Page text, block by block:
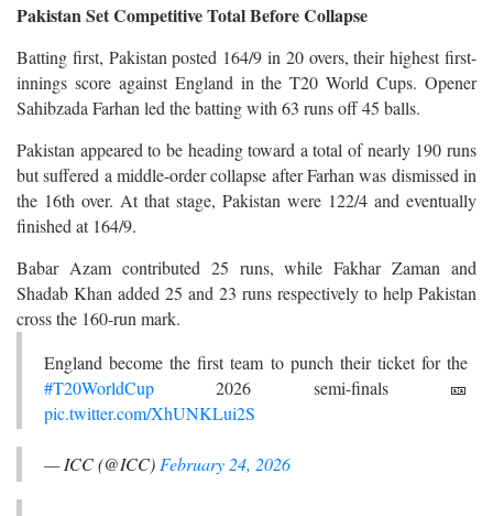
Pakistan Set Competitive Total Before Collapse
Batting first, Pakistan posted 164/9 in 20 overs, their highest first-
innings score against England in the T20 World Cups. Opener
Sahibzada Farhan led the batting with 63 runs off 45 balls.
Pakistan appeared to be heading toward a total of nearly 190 runs
but suffered a middle-order collapse after Farhan was dismissed in
the 16th over. At that stage, Pakistan were 122/4 and eventually
finished at 164/9.
Babar Azam contributed 25 runs, while Fakhar Zaman and
Shadab Khan added 25 and 23 runs respectively to help Pakistan
cross the 160-run mark.
England become the first team to punch their ticket for the
#T20WorldCup 2026 semi-finals 🎫
pic.twitter.com/XhUNKLui2S
— ICC (@ICC) February 24, 2026